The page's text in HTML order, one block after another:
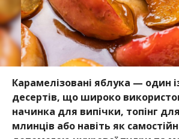
Карамелізовані яблука — один
десертів, що широко
начинка для випічки, топінг
млинців або навіть як